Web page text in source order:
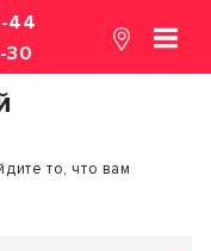
44
30
то, что вам